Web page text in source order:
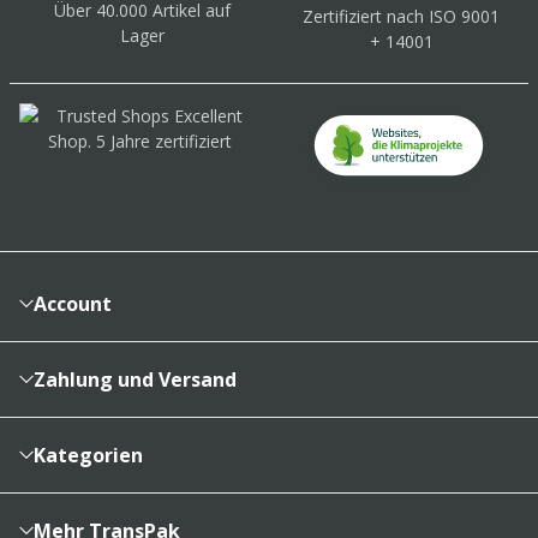
Über 40.000 Artikel auf
Lager
Zertifiziert nach ISO 9001
+ 14001
Account
Konto
Merkzettel
Sendungsverfolgung
Zahlung und Versand
Vertragsabschluss
Lieferinformationen
Zahlungsarten
Kategorien
Kartons & Schachteln
Füllen, Polstern, Schützen
Mehr TransPak